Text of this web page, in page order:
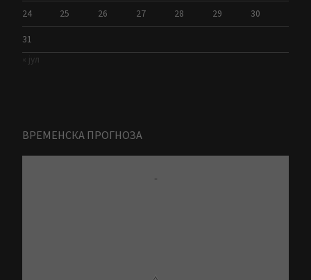
24 25 26 27 28 29 30
31
« јул
ВРЕМЕНСКА ПРОГНОЗА
-